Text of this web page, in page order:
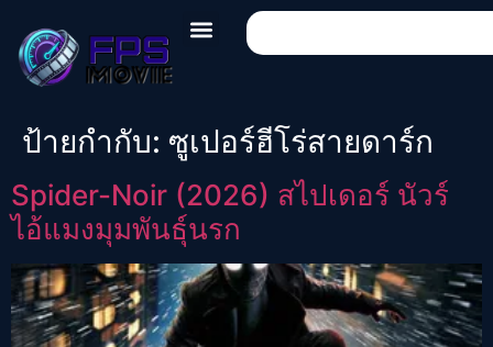
ป้ายกำกับ: ซูเปอร์ฮีโร่สายดาร์ก
Spider-Noir (2026) สไปเดอร์ นัวร์
ไอ้แมงมุมพันธุ์นรก